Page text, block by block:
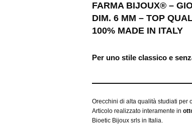
FARMA BIJOUX® –
DIM. 6 MM – TOP
100% MADE IN ITALY
Per uno stile classico e
Orecchini di alta qualità studiati per
Articolo realizzato interamente in
Bioetic Bijoux srls in Italia.